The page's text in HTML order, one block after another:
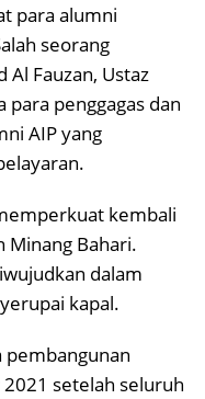
para alumni
seorang
Fauzan, Ustaz
penggagas dan
AIP yang
kembali
Minang Bahari.
dalam
kapal.
pembangunan
setelah seluruh